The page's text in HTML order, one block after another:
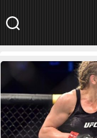
NaszeMMA.pl»
broni tytuł po nudnej